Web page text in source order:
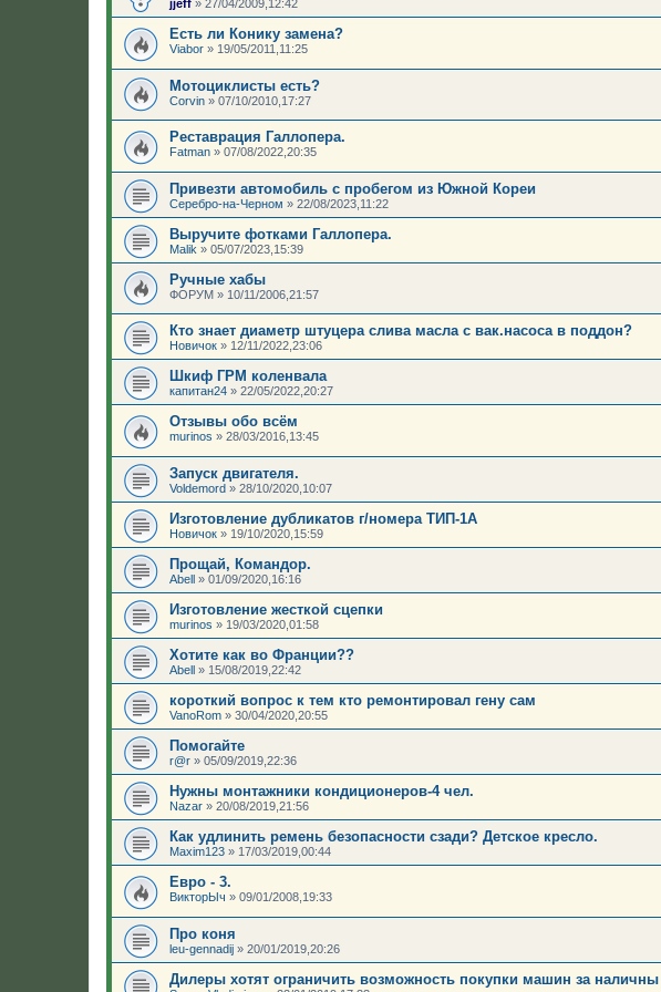
jjeff » 27/04/2009,12:42
Есть ли Конику замена?
Viabor » 19/05/2011,11:25
Мотоциклисты есть?
Corvin » 07/10/2010,17:27
Реставрация Галлопера.
Fatman » 07/08/2022,20:35
Привезти автомобиль с пробегом из Южной Кореи
Серебро-на-Черном » 22/08/2023,11:22
Выручите фотками Галлопера.
Malik » 05/07/2023,15:39
Ручные хабы
ФОРУМ » 10/11/2006,21:57
Кто знает диаметр штуцера слива масла с вак.насоса в поддон?
Новичок » 12/11/2022,23:06
Шкиф ГРМ коленвала
капитан24 » 22/05/2022,20:27
Отзывы обо всём
murinos » 28/03/2016,13:45
Запуск двигателя.
Voldemord » 28/10/2020,10:07
Изготовление дубликатов г/номера ТИП-1А
Новичок » 19/10/2020,15:59
Прощай, Командор.
Abell » 01/09/2020,16:16
Изготовление жесткой сцепки
murinos » 19/03/2020,01:58
Хотите как во Франции??
Abell » 15/08/2019,22:42
короткий вопрос к тем кто ремонтировал гену сам
VanoRom » 30/04/2020,20:55
Помогайте
r@r » 05/09/2019,22:36
Нужны монтажники кондиционеров-4 чел.
Nazar » 20/08/2019,21:56
Как удлинить ремень безопасности сзади? Детское кресло.
Maxim123 » 17/03/2019,00:44
Евро - 3.
ВикторЫч » 09/01/2008,19:33
Про коня
leu-gennadij » 20/01/2019,20:26
Дилеры хотят ограничить возможность покупки машин за наличны